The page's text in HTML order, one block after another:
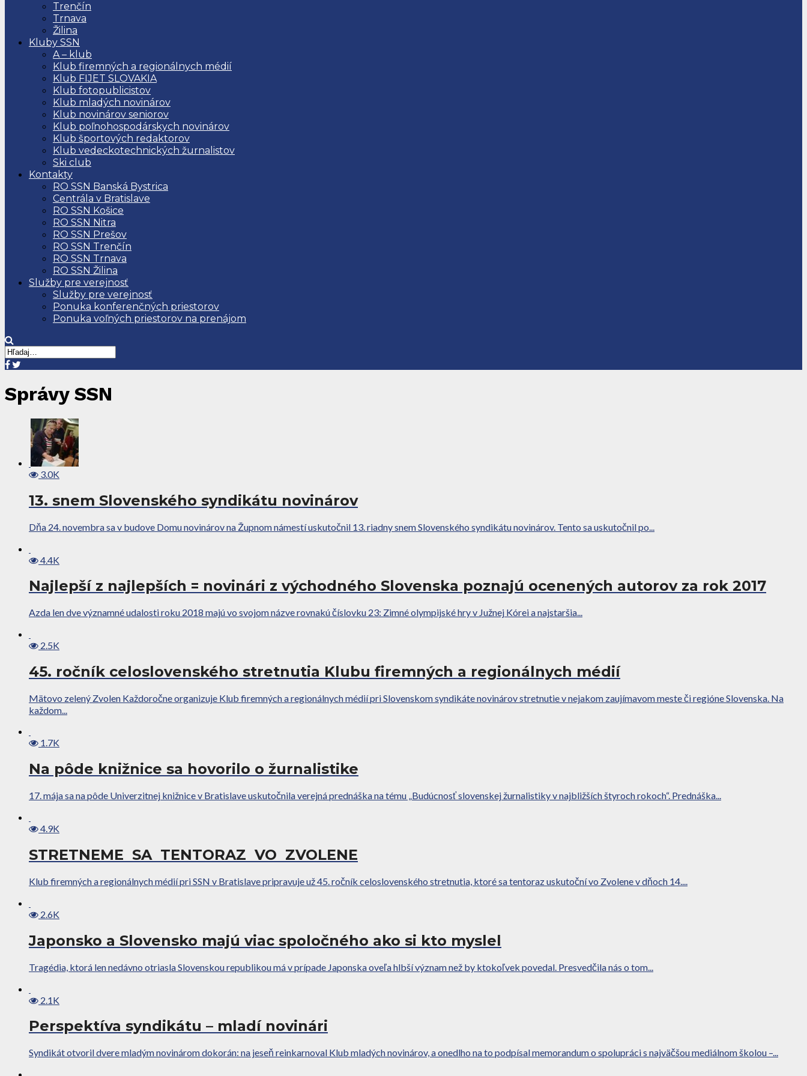
Trenčín
Trnava
Žilina
Kluby SSN
A – klub
Klub firemných a regionálnych médií
Klub FIJET SLOVAKIA
Klub fotopublicistov
Klub mladých novinárov
Klub novinárov seniorov
Klub poľnohospodárskych novinárov
Klub športových redaktorov
Klub vedeckotechnických žurnalistov
Ski club
Kontakty
RO SSN Banská Bystrica
Centrála v Bratislave
RO SSN Košice
RO SSN Nitra
RO SSN Prešov
RO SSN Trenčín
RO SSN Trnava
RO SSN Žilina
Služby pre verejnosť
Služby pre verejnosť
Ponuka konferenčných priestorov
Ponuka voľných priestorov na prenájom
Správy SSN
3.0K
13. snem Slovenského syndikátu novinárov
Dňa 24. novembra sa v budove Domu novinárov na Župnom námestí uskutočnil 13. riadny snem Slovenského syndikátu novinárov. Tento sa uskutočnil po...
4.4K
Najlepší z najlepších = novinári z východného Slovenska poznajú ocenených autorov za rok 2017
Azda len dve významné udalosti roku 2018 majú vo svojom názve rovnakú číslovku 23: Zimné olympijské hry v Južnej Kórei a najstaršia...
2.5K
45. ročník celoslovenského stretnutia Klubu firemných a regionálnych médií
Mätovo zelený Zvolen Každoročne organizuje Klub firemných a regionálnych médií pri Slovenskom syndikáte novinárov stretnutie v nejakom zaujímavom meste či regióne Slovenska. Na
každom...
1.7K
Na pôde knižnice sa hovorilo o žurnalistike
17. mája sa na pôde Univerzitnej knižnice v Bratislave uskutočnila verejná prednáška na tému „Budúcnosť slovenskej žurnalistiky v najbližších štyroch rokoch“. Prednáška...
4.9K
STRETNEME SA TENTORAZ VO ZVOLENE
Klub firemných a regionálnych médií pri SSN v Bratislave pripravuje už 45. ročník celoslovenského stretnutia, ktoré sa tentoraz uskutoční vo Zvolene v dňoch 14....
2.6K
Japonsko a Slovensko majú viac spoločného ako si kto myslel
Tragédia, ktorá len nedávno otriasla Slovenskou republikou má v prípade Japonska oveľa hlbší význam než by ktokoľvek povedal. Presvedčila nás o tom...
2.1K
Perspektíva syndikátu – mladí novinári
Syndikát otvoril dvere mladým novinárom dokorán: na jeseň reinkarnoval Klub mladých novinárov, a onedlho na to podpísal memorandum o spolupráci s najväčšou mediálnom školou –...